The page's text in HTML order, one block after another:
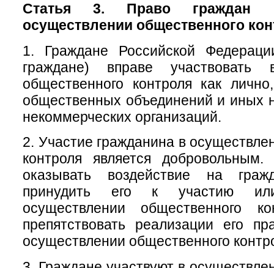
Статья 3. Право граждан
осуществлении общественного
1. Граждане Российской
граждане) вправе участвовать
общественного контроля как
общественных объединений и иных
некоммерческих организаций.
2. Участие гражданина в
контроля является
оказывать воздействие на
принудить его к участию
осуществлении общественного
препятствовать реализации его
осуществлении общественного